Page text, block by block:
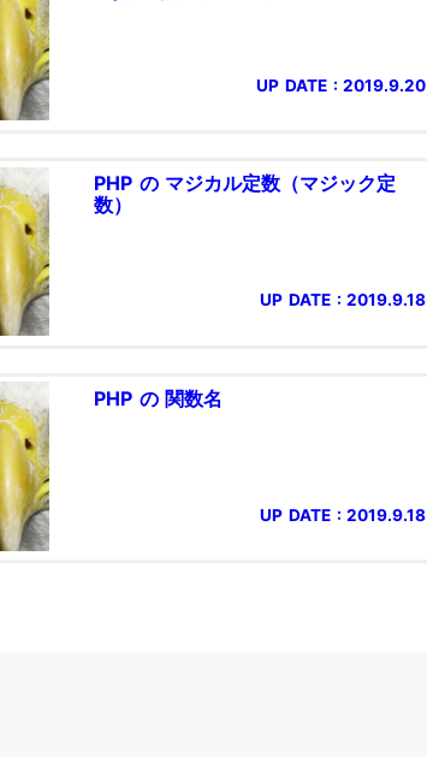
UP DATE : 2019.9.20
PHP の マジカル定数（マジック定
数）
UP DATE : 2019.9.18
PHP の 関数名
UP DATE : 2019.9.18